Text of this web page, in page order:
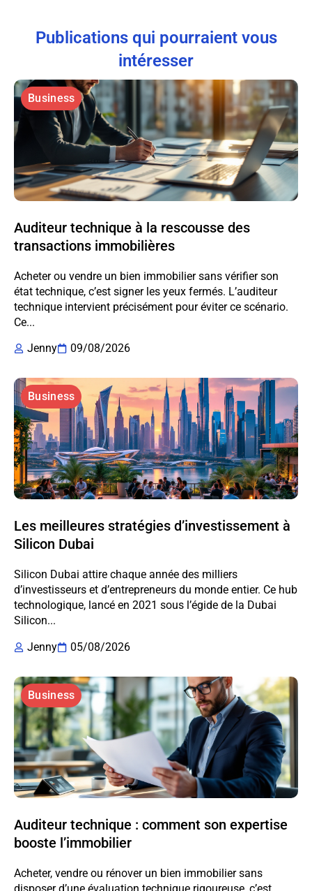
Publications qui pourraient vous
intéresser
Business
Auditeur technique à la rescousse des
transactions immobilières
Acheter ou vendre un bien immobilier sans vérifier son
état technique, c’est signer les yeux fermés. L’auditeur
technique intervient précisément pour éviter ce scénario.
Ce...
Jenny
09/08/2026
Business
Les meilleures stratégies d’investissement à
Silicon Dubai
Silicon Dubai attire chaque année des milliers
d’investisseurs et d’entrepreneurs du monde entier. Ce hub
technologique, lancé en 2021 sous l’égide de la Dubai
Silicon...
Jenny
05/08/2026
Business
Auditeur technique : comment son expertise
booste l’immobilier
Acheter, vendre ou rénover un bien immobilier sans
disposer d’une évaluation technique rigoureuse, c’est